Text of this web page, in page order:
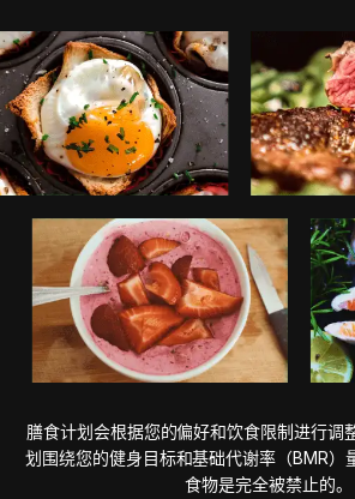
膳食计划会根据您的偏好和饮食限制进行调
划围绕您的健身目标和基础代谢率（BMR
食物是完全被禁止的。